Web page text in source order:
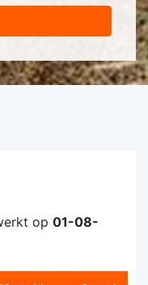
op 01-08-